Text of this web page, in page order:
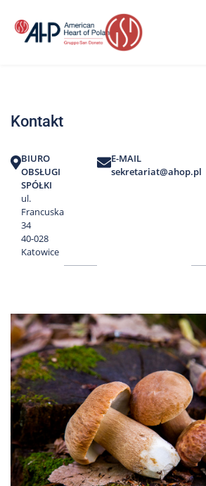
treści
Strefa
Edukacja
Pacjenta
O
nas
Marki
Nas
Kariera
Galeria
Kontakt
801
502
302
Kontakt
BIURO
OBSŁUGI
SPÓŁKI
ul.
Francuska
34
40-028
Katowice
E-MAIL
sekretariat@ahop.pl